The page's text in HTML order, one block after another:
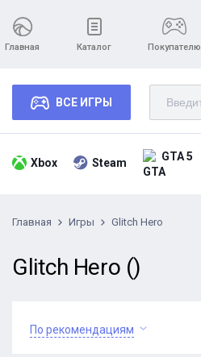
Главная Каталог Покупателю
ВСЕ ИГРЫ
Xbox Steam GTA 5
Главная Игры Glitch Hero
Glitch Hero ()
По рекомендациям